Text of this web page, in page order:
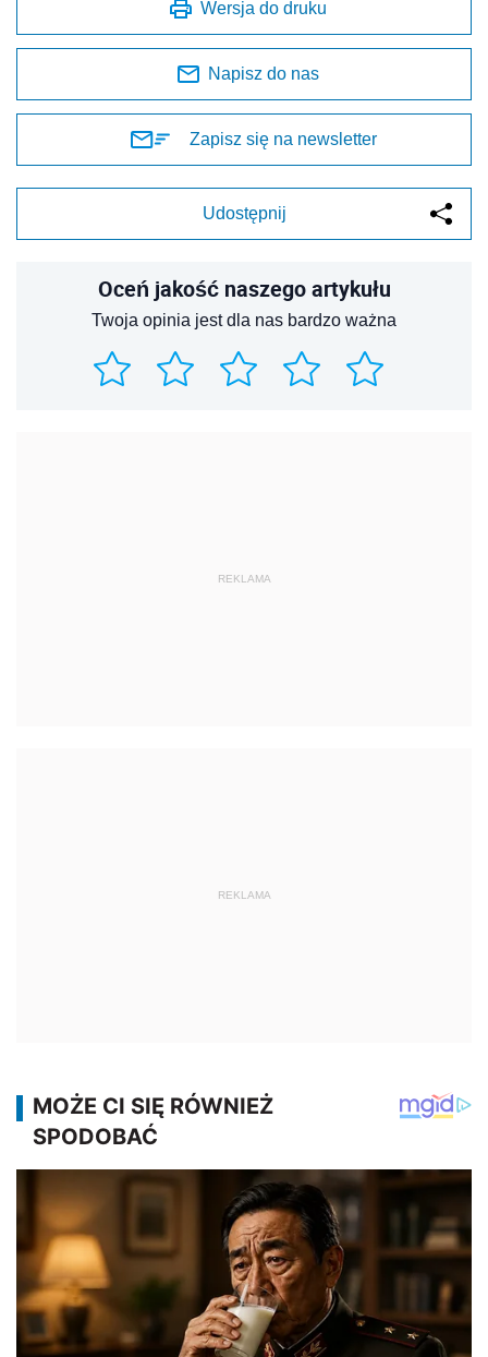
Wersja do druku
Napisz do nas
Zapisz się na newsletter
Udostępnij
Oceń jakość naszego artykułu
Twoja opinia jest dla nas bardzo ważna
REKLAMA
REKLAMA